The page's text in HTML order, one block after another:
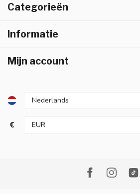
Categorieën
Informatie
Mijn account
€